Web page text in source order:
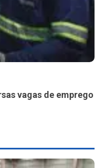
vagas de emprego